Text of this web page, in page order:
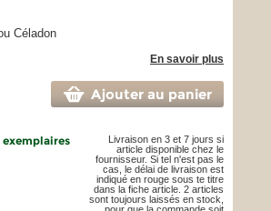
Céladon
En savoir plus
Ajouter au panier
exemplaires
Livraison en 3 et 7 jours si
article disponible chez le
fournisseur. Si tel n'est pas le
cas, le délai de livraison est
indiqué en rouge sous te titre
dans la fiche article. 2 articles
sont toujours laissés en stock,